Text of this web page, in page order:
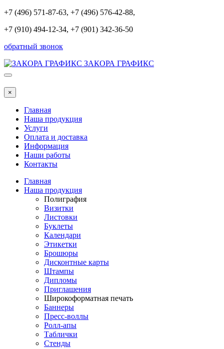
+7 (496) 571-87-63, +7 (496) 576-42-88,
+7 (910) 494-12-34, +7 (901) 342-36-50
обратный звонок
ЗАКОРА ГРАФИКС
×
Главная
Наша продукция
Услуги
Оплата и доставка
Информация
Наши работы
Контакты
Главная
Наша продукция
Полиграфия
Визитки
Листовки
Буклеты
Календари
Этикетки
Брошюры
Дисконтные карты
Штампы
Дипломы
Приглашения
Широкоформатная печать
Баннеры
Пресс-воллы
Ролл-апы
Таблички
Стенды